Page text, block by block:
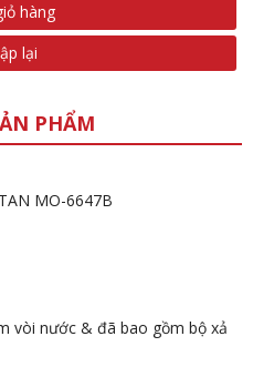
hàng
lại
PHẨM
MO-6647B
vòi nước & đã bao gồm bộ xả